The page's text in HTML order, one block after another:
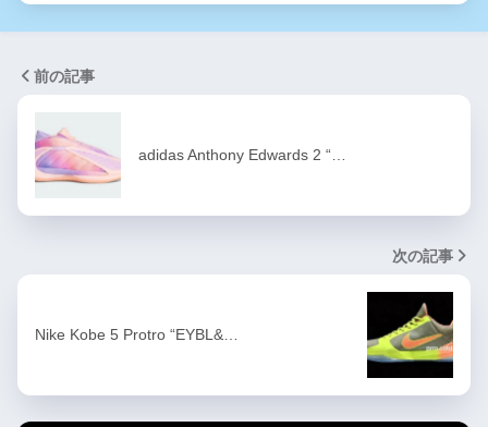
前の記事
adidas Anthony Edwards 2 “…
次の記事
Nike Kobe 5 Protro “EYBL&…